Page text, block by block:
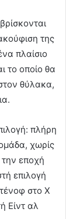
της
πλαίσιο
το οποίο θα
θύλακα,
πλήρη
χωρίς
την εποχή
επιλογή
στο X
Είντ αλ